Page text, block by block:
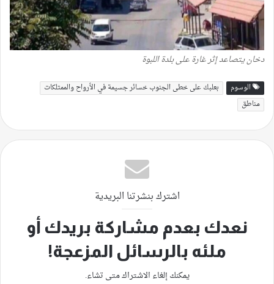
دخان يتصاعد إثر غارة على بلدة اللبوة
الوسوم
بعلبك على خطى الجنوب خسائر جسيمة في الأرواح والممتلكات
مناطق
اشترك بنشرتنا البريدية
نعدك بعدم مشاركة بريدك أو
ملئه بالرسائل المزعجة!
يمكنك إلغاء الاشتراك متى تشاء.